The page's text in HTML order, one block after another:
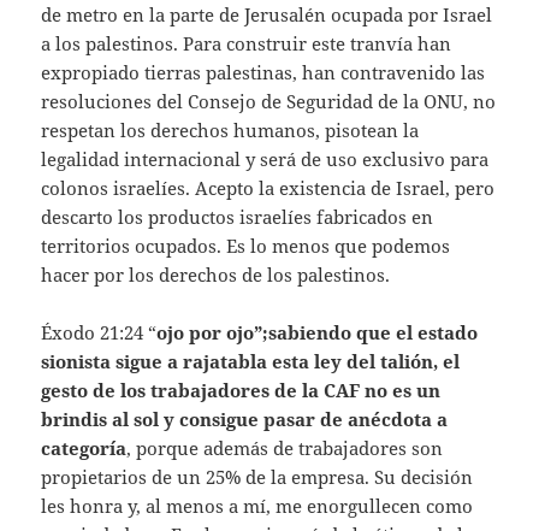
de metro en la parte de Jerusalén ocupada por Israel
a los palestinos. Para construir este tranvía han
expropiado tierras palestinas, han contravenido las
resoluciones del Consejo de Seguridad de la ONU, no
respetan los derechos humanos, pisotean la
legalidad internacional y será de uso exclusivo para
colonos israelíes. Acepto la existencia de Israel, pero
descarto los productos israelíes fabricados en
territorios ocupados. Es lo menos que podemos
hacer por los derechos de los palestinos.
Éxodo 21:24 “ojo por ojo”;sabiendo que el estado
sionista sigue a rajatabla esta ley del talión, el
gesto de los trabajadores de la CAF no es un
brindis al sol y consigue pasar de anécdota a
categoría, porque además de trabajadores son
propietarios de un 25% de la empresa. Su decisión
les honra y, al menos a mí, me enorgullecen como